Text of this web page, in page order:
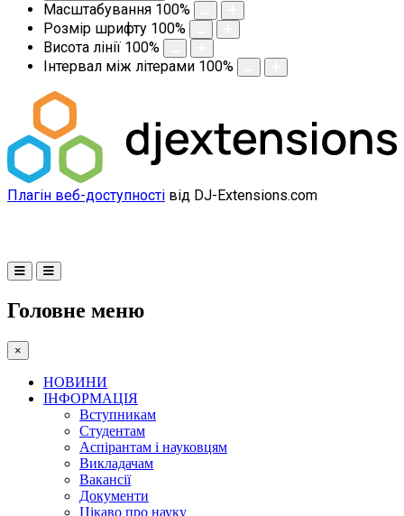
Масштабування 100%
Розмір шрифту 100%
Висота лінії 100%
Інтервал між літерами 100%
Плагін веб-доступності від DJ-Extensions.com
Головне меню
×
НОВИНИ
ІНФОРМАЦІЯ
Вступникам
Студентам
Аспірантам і науковцям
Викладачам
Вакансії
Документи
Цікаво про науку